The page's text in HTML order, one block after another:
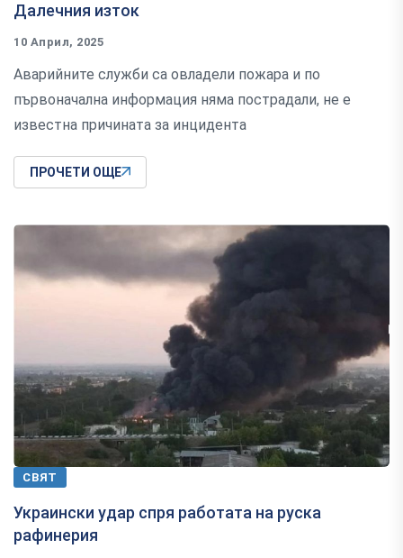
Далечния изток
10 Април, 2025
Аварийните служби са овладели пожара и по
първоначална информация няма пострадали, не е
известна причината за инцидента
ПРОЧЕТИ ОЩЕ
СВЯТ
Украински удар спря работата на руска
рафинерия